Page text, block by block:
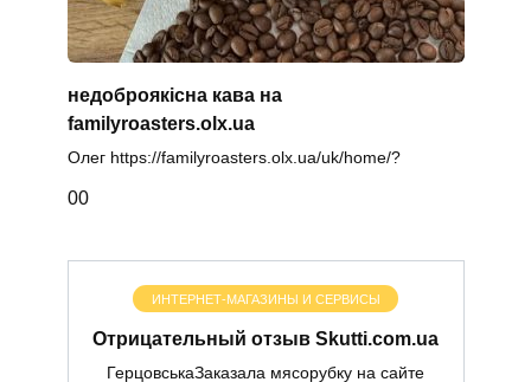
недоброякісна кава на
familyroasters.olx.ua
Олег https://familyroasters.olx.ua/uk/home/?
00
ИНТЕРНЕТ-МАГАЗИНЫ И СЕРВИСЫ
Отрицательный отзыв Skutti.com.ua
ГерцовськаЗаказала мясорубку на сайте